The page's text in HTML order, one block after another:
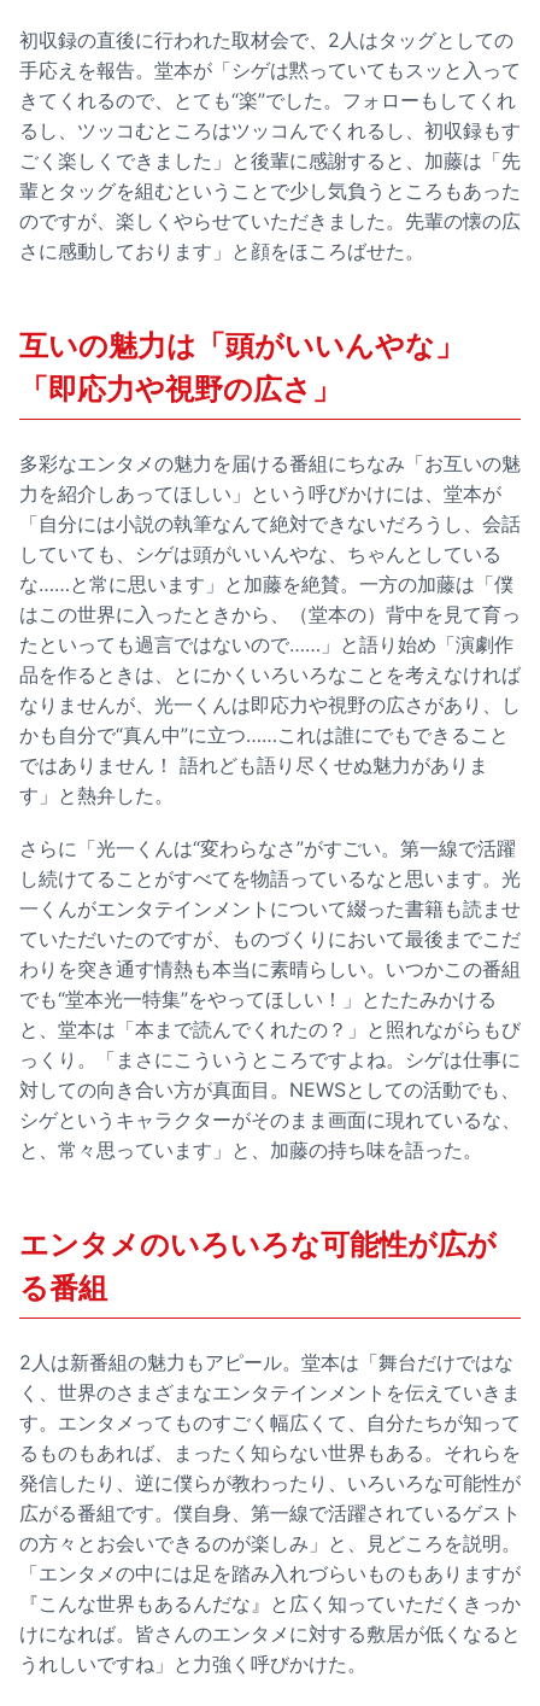
初収録の直後に行われた取材会で、2人はタッグとしての
手応えを報告。堂本が「シゲは黙っていてもスッと入って
きてくれるので、とても“楽”でした。フォローもしてくれ
るし、ツッコむところはツッコんでくれるし、初収録もす
ごく楽しくできました」と後輩に感謝すると、加藤は「先
輩とタッグを組むということで少し気負うところもあった
のですが、楽しくやらせていただきました。先輩の懐の広
さに感動しております」と顔をほころばせた。
互いの魅力は「頭がいいんやな」
「即応力や視野の広さ」
多彩なエンタメの魅力を届ける番組にちなみ「お互いの魅
力を紹介しあってほしい」という呼びかけには、堂本が
「自分には小説の執筆なんて絶対できないだろうし、会話
していても、シゲは頭がいいんやな、ちゃんとしている
な……と常に思います」と加藤を絶賛。一方の加藤は「僕
はこの世界に入ったときから、（堂本の）背中を見て育っ
たといっても過言ではないので……」と語り始め「演劇作
品を作るときは、とにかくいろいろなことを考えなければ
なりませんが、光一くんは即応力や視野の広さがあり、し
かも自分で“真ん中”に立つ……これは誰にでもできること
ではありません！ 語れども語り尽くせぬ魅力がありま
す」と熱弁した。
さらに「光一くんは“変わらなさ”がすごい。第一線で活躍
し続けてることがすべてを物語っているなと思います。光
一くんがエンタテインメントについて綴った書籍も読ませ
ていただいたのですが、ものづくりにおいて最後までこだ
わりを突き通す情熱も本当に素晴らしい。いつかこの番組
でも“堂本光一特集”をやってほしい！」とたたみかける
と、堂本は「本まで読んでくれたの？」と照れながらもび
っくり。「まさにこういうところですよね。シゲは仕事に
対しての向き合い方が真面目。NEWSとしての活動でも、
シゲというキャラクターがそのまま画面に現れているな、
と、常々思っています」と、加藤の持ち味を語った。
エンタメのいろいろな可能性が広が
る番組
2人は新番組の魅力もアピール。堂本は「舞台だけではな
く、世界のさまざまなエンタテインメントを伝えていきま
す。エンタメってものすごく幅広くて、自分たちが知って
るものもあれば、まったく知らない世界もある。それらを
発信したり、逆に僕らが教わったり、いろいろな可能性が
広がる番組です。僕自身、第一線で活躍されているゲスト
の方々とお会いできるのが楽しみ」と、見どころを説明。
「エンタメの中には足を踏み入れづらいものもありますが
『こんな世界もあるんだな』と広く知っていただくきっか
けになれば。皆さんのエンタメに対する敷居が低くなると
うれしいですね」と力強く呼びかけた。